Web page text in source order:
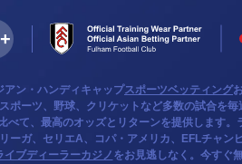
ン・ハンディキャップスポーツベッティング
ポーツ、野球、クリケットなど多数の試合を
て、最高のオッズとリターンを提供します
ーガ、セリエA、コパ・アメリカ、EFLチャ
イブディーラーカジノ をお見逃しなく。今すぐ